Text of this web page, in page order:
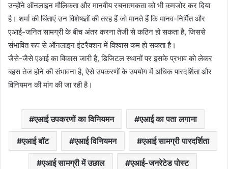
उन्होंने ऑनलाइन मौलिकता और मानवीय रचनात्मकता को भी कमजोर कर दिया
है। शर्मा की चिंताएं उन विशेषज्ञों की तरह हैं जो मानते हैं कि मानव-निर्मित और
एआई-जनित सामग्री के बीच अंतर करना तेजी से कठिन हो सकता है, जिससे
संभावित रूप से ऑनलाइन इंटरैक्शन में विश्वास कम हो सकता है।
जैसे-जैसे एआई का विकास जारी है, डिजिटल स्थानों पर इसके प्रभाव को लेकर
बहस तेज होने की संभावना है, ऐसे उपकरणों के उपयोग में अधिक पारदर्शिता और
विनियमन की मांग की जा रही है।
एआई उपकरणों का विनियमन एआई का पता लगाना
एआई बॉट एआई विनियमन एआई सामग्री पारदर्शिता
एआई सामग्री में उछाल एआई-जनरेटेड पोस्ट